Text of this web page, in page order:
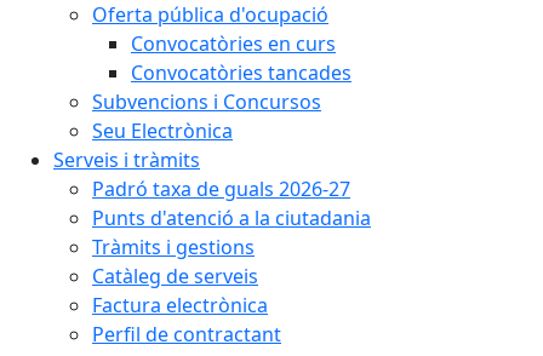
Oferta pública d'ocupació
Convocatòries en curs
Convocatòries tancades
Subvencions i Concursos
Seu Electrònica
Serveis i tràmits
Padró taxa de guals 2026-27
Punts d'atenció a la ciutadania
Tràmits i gestions
Catàleg de serveis
Factura electrònica
Perfil de contractant